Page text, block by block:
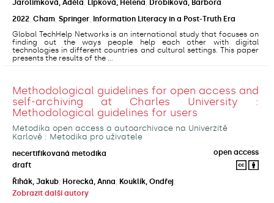
Jarolímková, Adéla; Lipková, Helena; Drobíková, Barbora
2022 Cham Springer Information Literacy in a Post-Truth Era
Global TechHelp Networks is an international study that focuses on
finding out the ways people help each other with digital
technologies in different countries and cultural settings. This paper
presents the results of the ...
Methodological guidelines for open access and
self-archiving at Charles University :
Methodological guidelines for users
Metodika open access a autoarchivace na Univerzitě
Karlově : Metodika pro uživatele
necertifikovaná metodika
open access
draft
Řihák, Jakub; Horecká, Anna; Kouklík, Ondřej;
Zobrazit další autory